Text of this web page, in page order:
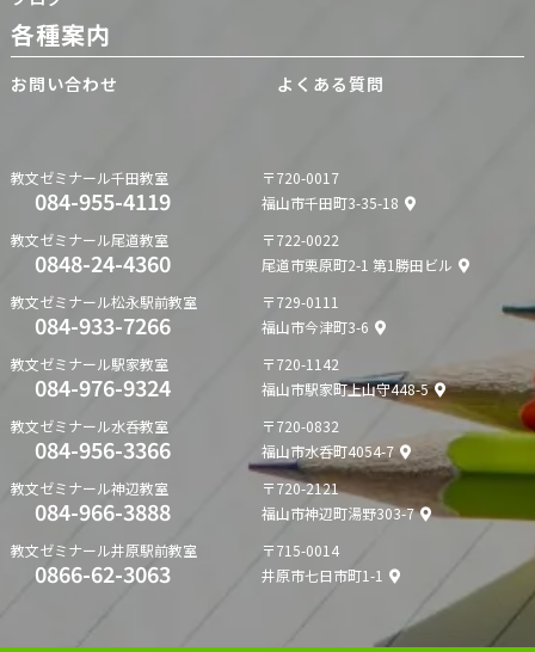
各種案内
お問い合わせ よくある質問
教文ゼミナール千田教室
084-955-4119
〒720-0017
福山市千田町3-35-18
教文ゼミナール尾道教室
0848-24-4360
〒722-0022
尾道市栗原町2-1 第1勝田ビル
教文ゼミナール松永駅前教室
084-933-7266
〒729-0111
福山市今津町3-6
教文ゼミナール駅家教室
084-976-9324
〒720-1142
福山市駅家町上山守448-5
教文ゼミナール水呑教室
084-956-3366
〒720-0832
福山市水呑町4054-7
教文ゼミナール神辺教室
084-966-3888
〒720-2121
福山市神辺町湯野303-7
教文ゼミナール井原駅前教室
0866-62-3063
〒715-0014
井原市七日市町1-1